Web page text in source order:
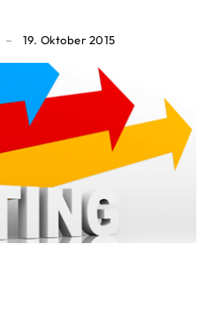
19. Oktober 2015